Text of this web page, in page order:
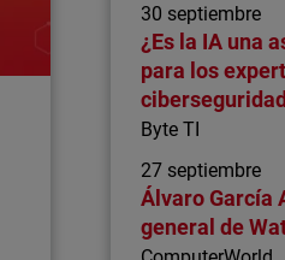
empleados está
ciberseguridad
frecuencia…
30 septiembre
¿Es la IA una
para los
Byte TI
27 septiembre
Álvaro García
general de